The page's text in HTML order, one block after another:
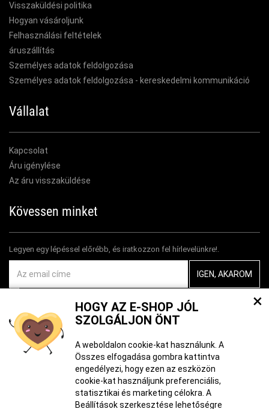
HOGY AZ E-SHOP JÓL
SZOLGÁLJON ÖNT
A weboldalon cookie-kat használunk. A
Összes elfogadása gombra kattintva
engedélyezi, hogy ezen az eszközön
cookie-kat használjunk preferenciális,
statisztikai és marketing célokra. A
Beállítások szerkesztése lehetőségre
×
Visszaküldési politika
Hogyan vásároljunk
Felhasználási feltételek
áruszállítás
Személyes adatok feldolgozása
Személyes adatok feldolgozása - kereskedelmi kommunikáció
Vállalat
Kapcsolat
Áru igénylése
Az áru visszaküldése
Kövessen minket
Legyen egy lépéssel előrébb, és iratkozzon fel hírlevelünkre!.
A tartalom létrehozásakor mesterséges intelligencia eszközöket
használhattak. További információitt található.